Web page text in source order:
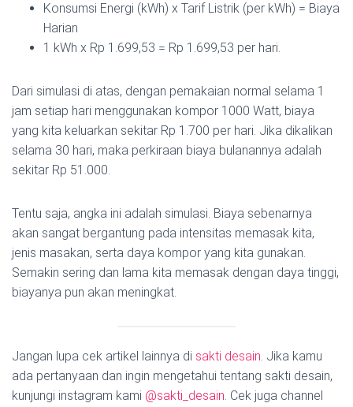
Konsumsi Energi (kWh) x Tarif Listrik (per kWh) = Biaya
Harian
1 kWh x Rp 1.699,53 = Rp 1.699,53 per hari.
Dari simulasi di atas, dengan pemakaian normal selama 1
jam setiap hari menggunakan kompor 1000 Watt, biaya
yang kita keluarkan sekitar Rp 1.700 per hari. Jika dikalikan
selama 30 hari, maka perkiraan biaya bulanannya adalah
sekitar Rp 51.000.
Tentu saja, angka ini adalah simulasi. Biaya sebenarnya
akan sangat bergantung pada intensitas memasak kita,
jenis masakan, serta daya kompor yang kita gunakan.
Semakin sering dan lama kita memasak dengan daya tinggi,
biayanya pun akan meningkat.
Jangan lupa cek artikel lainnya di sakti desain. Jika kamu
ada pertanyaan dan ingin mengetahui tentang sakti desain,
kunjungi instagram kami @sakti_desain. Cek juga channel